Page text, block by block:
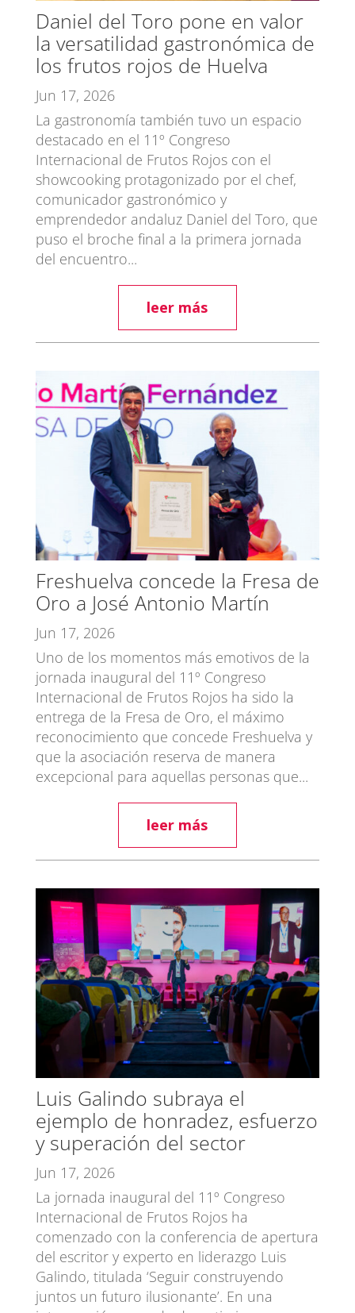
Daniel del Toro pone en valor
la versatilidad gastronómica de
los frutos rojos de Huelva
Jun 17, 2026
La gastronomía también tuvo un espacio
destacado en el 11º Congreso
Internacional de Frutos Rojos con el
showcooking protagonizado por el chef,
comunicador gastronómico y
emprendedor andaluz Daniel del Toro, que
puso el broche final a la primera jornada
del encuentro...
leer más
Freshuelva concede la Fresa de
Oro a José Antonio Martín
Jun 17, 2026
Uno de los momentos más emotivos de la
jornada inaugural del 11º Congreso
Internacional de Frutos Rojos ha sido la
entrega de la Fresa de Oro, el máximo
reconocimiento que concede Freshuelva y
que la asociación reserva de manera
excepcional para aquellas personas que...
leer más
Luis Galindo subraya el
ejemplo de honradez, esfuerzo
y superación del sector
Jun 17, 2026
La jornada inaugural del 11º Congreso
Internacional de Frutos Rojos ha
comenzado con la conferencia de apertura
del escritor y experto en liderazgo Luis
Galindo, titulada ‘Seguir construyendo
juntos un futuro ilusionante’. En una